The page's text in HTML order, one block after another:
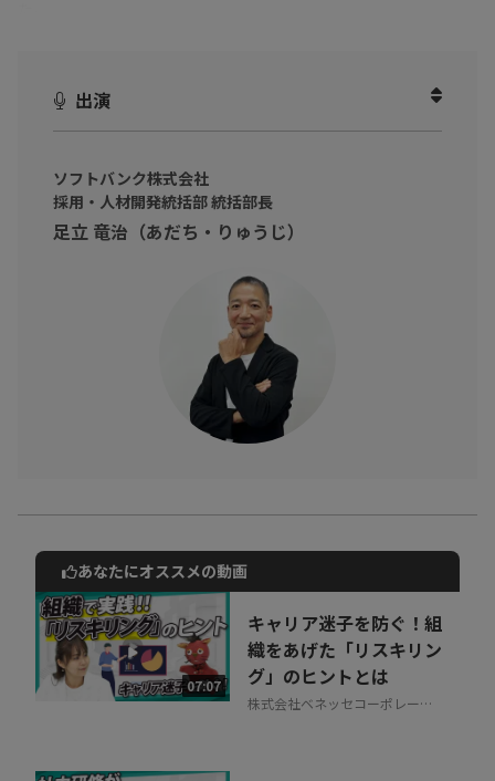
出演
ソフトバンク株式会社
採用・人材開発統括部 統括部長
足立 竜治（あだち・りゅうじ）
動画でご紹介しているサービスについて
お気軽にご相談・ご質問いただけます！
30秒でお申し込み可能
相談を希望する 無料
あなたにオススメの動画
07:07
キャリア迷子を防ぐ！組
織をあげた「リスキリン
グ」のヒントとは
株式会社ベネッセコーポレーシ